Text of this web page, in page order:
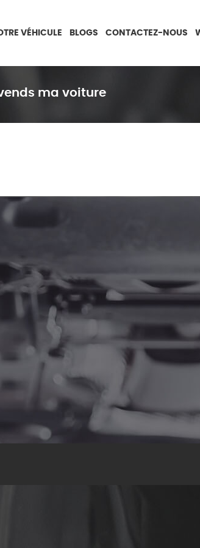
VÉHICULE BLOGS CONTACTEZ-NOUS
ma voiture